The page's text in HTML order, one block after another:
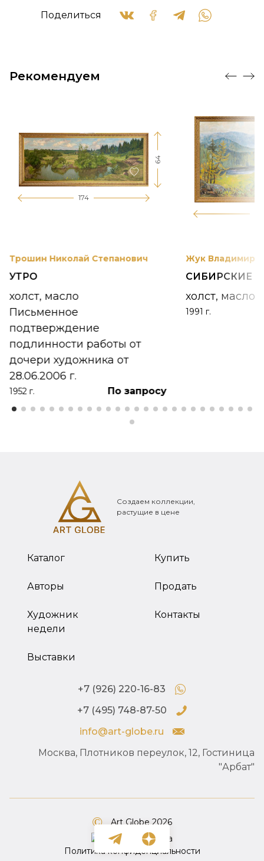
Поделиться
Рекомендуем
174
64
Трошин Николай Степанович
УТРО
холст, масло
Письменное
подтверждение
подлинности работы от
дочери художника от
28.06.2006 г.
1952 г. По запросу
Жук Владимир
СИБИРСКИЕ
холст, масло
1991 г.
Создаем коллекции,
растущие в цене
Каталог
Авторы
Художник
недели
Выставки
Купить
Продать
Контакты
+7 (926) 220-16-83
+7 (495) 748-87-50
info@art-globe.ru
Москва, Плотников переулок, 12, Гостиница
"Арбат"
Art Globe 2026
Политика конфиденциальности